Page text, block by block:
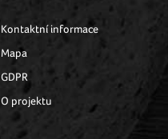
Kontaktní informace
Mapa
GDPR
O projektu